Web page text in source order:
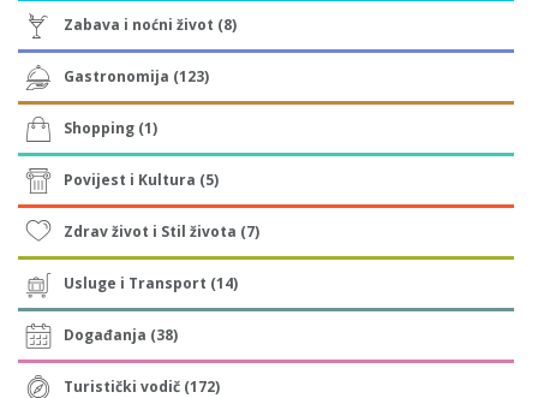
Zabava i noćni život (8)
Gastronomija (123)
Shopping (1)
Povijest i Kultura (5)
Zdrav život i Stil života (7)
Usluge i Transport (14)
Događanja (38)
Turistički vodič (172)